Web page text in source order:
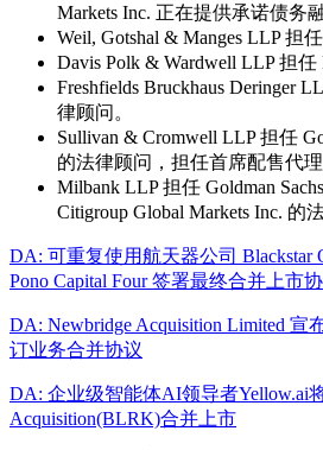
Markets Inc. 正在提供承诺债务
Weil, Gotshal & Manges LLP 担
Davis Polk & Wardwell LLP 担
Freshfields Bruckhaus Deringer
律顾问。
Sullivan & Cromwell LLP 担任
的法律顾问，担任首席配售代理
Milbank LLP 担任 Goldman
Citigroup Global Markets Inc. 的
DA: 可重复使用航天器公司 Blackstar
Pono Capital Four 签署最终合并上市
DA: Newbridge Acquisition Limited 宣
订业务合并协议
DA: 企业级智能体AI领导者Yellow.ai
Acquisition(BLRK)合并上市